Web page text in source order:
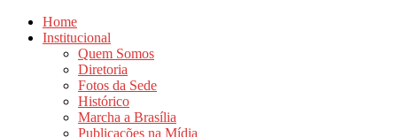
Home
Institucional
Quem Somos
Diretoria
Fotos da Sede
Histórico
Marcha a Brasília
Publicações na Mídia